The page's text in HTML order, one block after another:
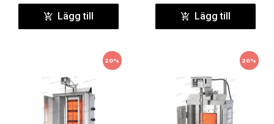
Lägg till Lägg till
20% 20%